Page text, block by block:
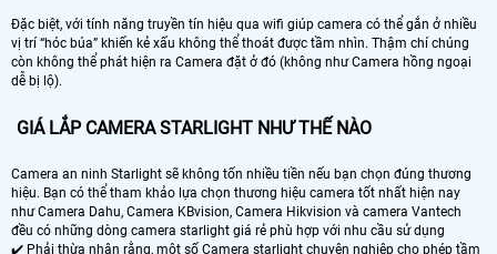
Đặc biệt, với tính năng truyền tín hiệu qua wifi giúp camera có thể gắn ở nhiều
vị trí “hóc búa” khiến kẻ xấu không thể thoát được tầm nhìn. Thậm chí chúng
còn không thể phát hiện ra Camera đặt ở đó (không như Camera hồng ngoại
dễ bị lộ).
GIÁ LẮP CAMERA STARLIGHT NHƯ THẾ NÀO
Camera an ninh Starlight sẽ không tốn nhiều tiền nếu bạn chọn đúng thương
hiệu. Bạn có thể tham khảo lựa chọn thương hiệu camera tốt nhất hiện nay
như Camera Dahu, Camera KBvision, Camera Hikvision và camera Vantech
đều có những dòng camera starlight giá rẻ phù hợp với nhu cầu sử dụng
✔️ Phải thừa nhận rằng, một số Camera starlight chuyên nghiệp cho phép tầm